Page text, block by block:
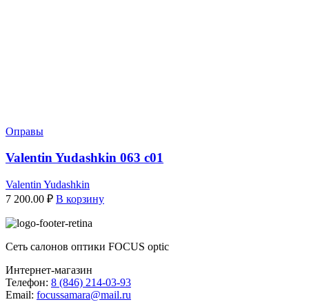
Оправы
Valentin Yudashkin 063 c01
Valentin Yudashkin
7 200.00 ₽ В корзину
Сеть салонов оптики FOCUS optic
Интернет-магазин
Телефон: 8 (846) 214-03-93
Email: focussamara@mail.ru